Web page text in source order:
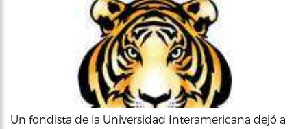
Un fondista de la Universidad Interamericana dejó a